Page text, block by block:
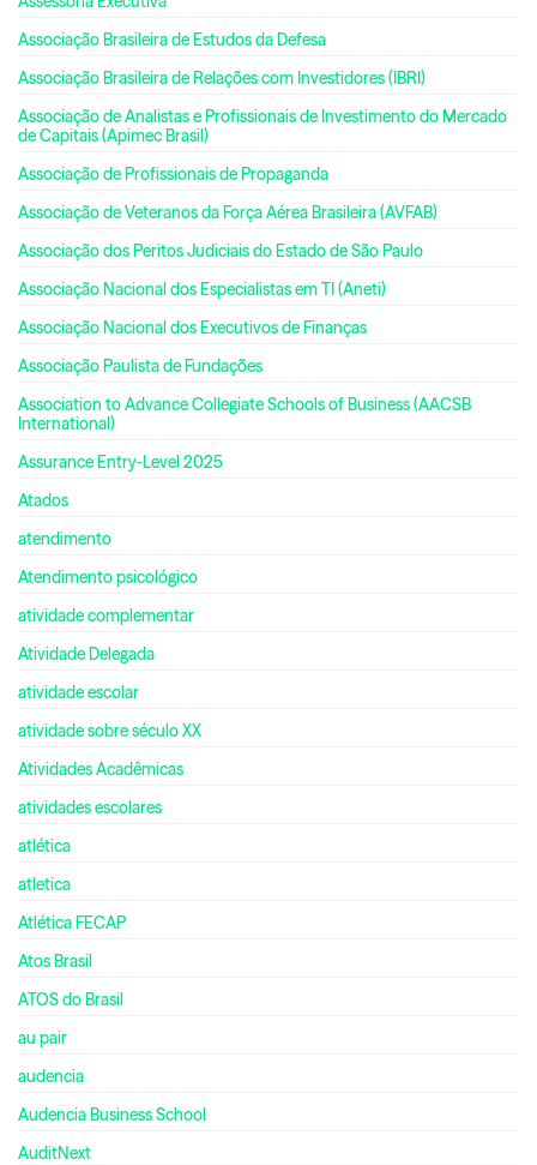
Associação Brasileira de Estudos da Defesa
Associação Brasileira de Relações com Investidores (IBRI)
Associação de Analistas e Profissionais de Investimento do Mercado
de Capitais (Apimec Brasil)
Associação de Profissionais de Propaganda
Associação de Veteranos da Força Aérea Brasileira (AVFAB)
Associação dos Peritos Judiciais do Estado de São Paulo
Associação Nacional dos Especialistas em TI (Aneti)
Associação Nacional dos Executivos de Finanças
Associação Paulista de Fundações
Association to Advance Collegiate Schools of Business (AACSB
International)
Assurance Entry-Level 2025
Atados
atendimento
Atendimento psicológico
atividade complementar
Atividade Delegada
atividade escolar
atividade sobre século XX
Atividades Acadêmicas
atividades escolares
atlética
atletica
Atlética FECAP
Atos Brasil
ATOS do Brasil
au pair
audencia
Audencia Business School
AuditNext